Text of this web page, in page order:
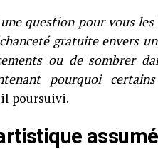
une question pour vous
gratuite envers
ou de sombrer
pourquoi
poursuivi.
assumé